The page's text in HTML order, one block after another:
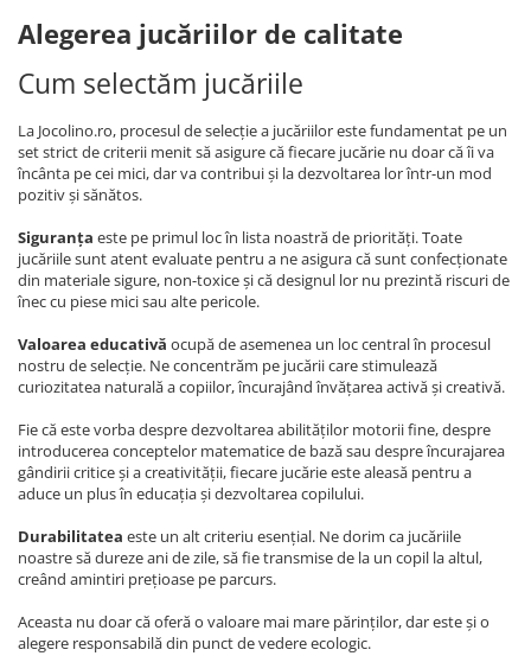
Alegerea jucăriilor de calitate
Cum selectăm jucăriile
La Jocolino.ro, procesul de selecție a jucăriilor este fundamentat pe un
set strict de criterii menit să asigure că fiecare jucărie nu doar că îi va
încânta pe cei mici, dar va contribui și la dezvoltarea lor într-un mod
pozitiv și sănătos.
Siguranța este pe primul loc în lista noastră de priorități. Toate
jucăriile sunt atent evaluate pentru a ne asigura că sunt confecționate
din materiale sigure, non-toxice și că designul lor nu prezintă riscuri de
înec cu piese mici sau alte pericole.
Valoarea educativă ocupă de asemenea un loc central în procesul
nostru de selecție. Ne concentrăm pe jucării care stimulează
curiozitatea naturală a copiilor, încurajând învățarea activă și creativă.
Fie că este vorba despre dezvoltarea abilităților motorii fine, despre
introducerea conceptelor matematice de bază sau despre încurajarea
gândirii critice și a creativității, fiecare jucărie este aleasă pentru a
aduce un plus în educația și dezvoltarea copilului.
Durabilitatea este un alt criteriu esențial. Ne dorim ca jucăriile
noastre să dureze ani de zile, să fie transmise de la un copil la altul,
creând amintiri prețioase pe parcurs.
Aceasta nu doar că oferă o valoare mai mare părinților, dar este și o
alegere responsabilă din punct de vedere ecologic.